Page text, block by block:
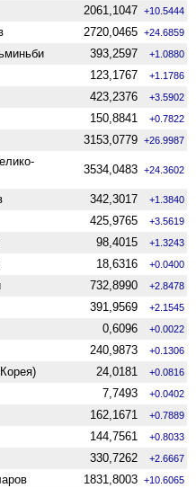
2061,1047 +10.5444
2720,0465 +24.6859
393,2597 +1.0880
123,1767 +1.1786
423,2376 +3.5902
150,8841 +0.7822
3153,0779 +26.9987
3534,0483 +24.3602
342,3017 +1.3840
425,9765 +3.5619
98,4015 +1.3243
18,6316 +0.0400
732,8990 +2.8478
391,9569 +2.1545
0,6096 +0.0022
240,9873 +0.1306
24,0181 +0.0816
7,7493 +0.0402
162,1671 +0.7889
144,7561 +0.8033
330,7262 +2.6667
1831,8003 +10.6065